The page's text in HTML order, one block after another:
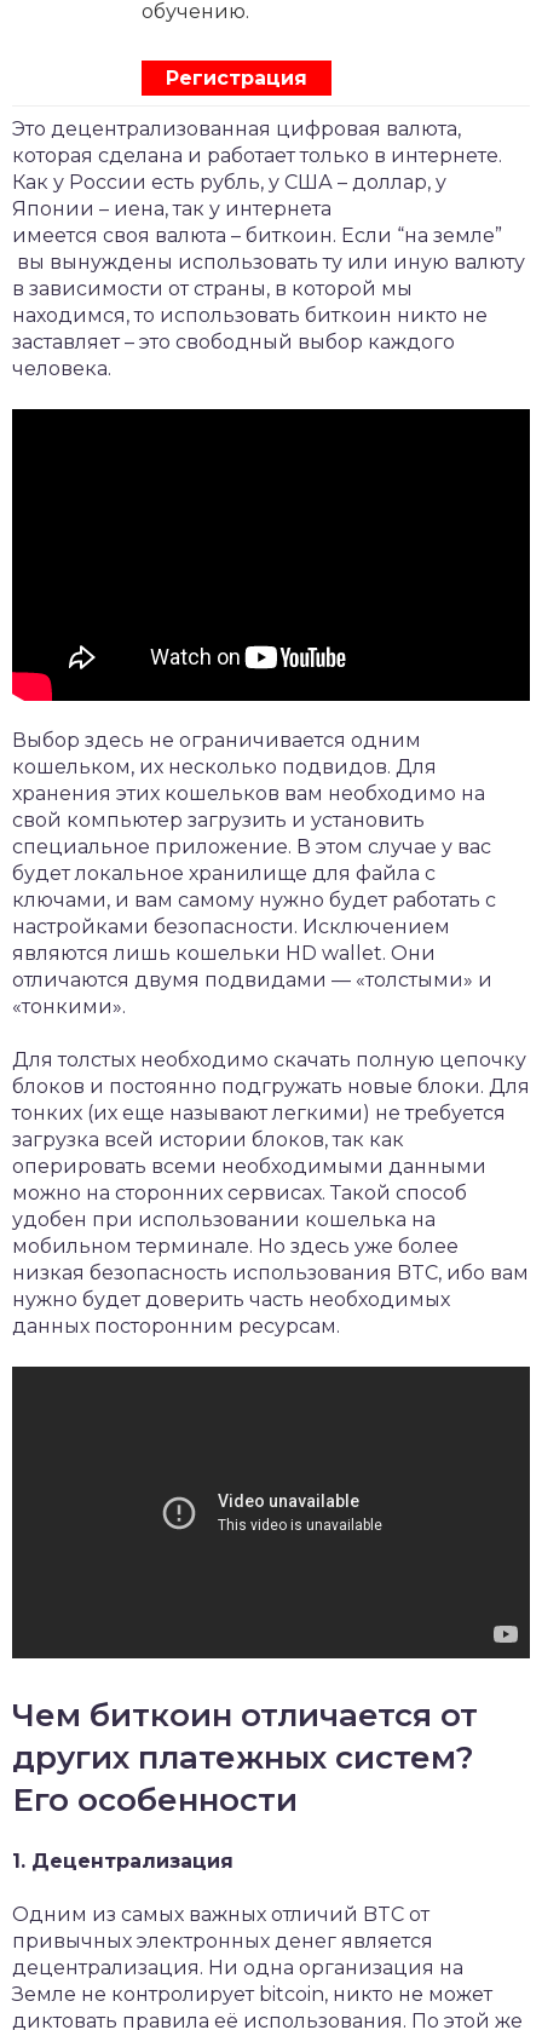
обучению.
Регистрация
Это децентрализованная цифровая валюта,
которая сделана и работает только в интернете.
Как у России есть рубль, у США – доллар, у
Японии – иена, так у интернета
имеется своя валюта – биткоин. Если “на земле”
вы вынуждены использовать ту или иную валюту
в зависимости от страны, в которой мы
находимся, то использовать биткоин никто не
заставляет – это свободный выбор каждого
человека.
Выбор здесь не ограничивается одним
кошельком, их несколько подвидов. Для
хранения этих кошельков вам необходимо на
свой компьютер загрузить и установить
специальное приложение. В этом случае у вас
будет локальное хранилище для файла с
ключами, и вам самому нужно будет работать с
настройками безопасности. Исключением
являются лишь кошельки HD wallet. Они
отличаются двумя подвидами — «толстыми» и
«тонкими».
Для толстых необходимо скачать полную цепочку
блоков и постоянно подгружать новые блоки. Для
тонких (их еще называют легкими) не требуется
загрузка всей истории блоков, так как
оперировать всеми необходимыми данными
можно на сторонних сервисах. Такой способ
удобен при использовании кошелька на
мобильном терминале. Но здесь уже более
низкая безопасность использования BTC, ибо вам
нужно будет доверить часть необходимых
данных посторонним ресурсам.
Чем биткоин отличается от
других платежных систем?
Его особенности
1. Децентрализация
Одним из самых важных отличий BTC от
привычных электронных денег является
децентрализация. Ни одна организация на
Земле не контролирует bitcoin, никто не может
диктовать правила её использования. По этой же